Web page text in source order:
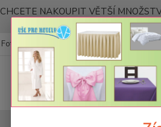
CHCETE NAKOUPIT VĚTŠÍ
Fotogalerie Kontakty